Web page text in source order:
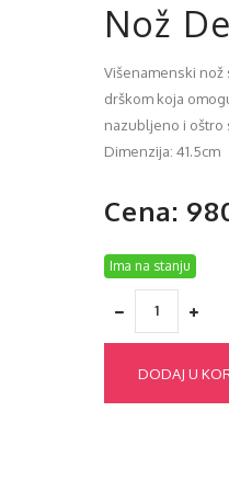
Nož
Višenamenski
drškom koja
nazubljeno i oštro
Dimenzija: 41.5cm
Cena:
Ima na stanju
DODAJ U